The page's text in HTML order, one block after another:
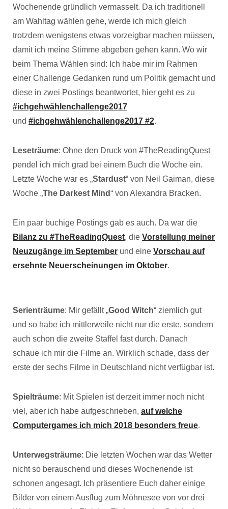
Wochenende gründlich vermasselt. Da ich traditionell
am Wahltag wählen gehe, werde ich mich gleich
trotzdem wenigstens etwas vorzeigbar machen müssen,
damit ich meine Stimme abgeben gehen kann. Wo wir
beim Thema Wählen sind: Ich habe mir im Rahmen
einer Challenge Gedanken rund um Politik gemacht und
diese in zwei Postings beantwortet, hier geht es zu
#ichgehwählenchallenge2017
und #ichgehwählenchallenge2017 #2.
Leseträume: Ohne den Druck von #TheReadingQuest
pendel ich mich grad bei einem Buch die Woche ein.
Letzte Woche war es „Stardust“ von Neil Gaiman, diese
Woche „The Darkest Mind“ von Alexandra Bracken.
Ein paar buchige Postings gab es auch. Da war die
Bilanz zu #TheReadingQuest, die Vorstellung meiner
Neuzugänge im September und eine Vorschau auf
ersehnte Neuerscheinungen im Oktober.
Serienträume: Mir gefällt „Good Witch“ ziemlich gut
und so habe ich mittlerweile nicht nur die erste, sondern
auch schon die zweite Staffel fast durch. Danach
schaue ich mir die Filme an. Wirklich schade, dass der
erste der sechs Filme in Deutschland nicht verfügbar ist.
Spielträume: Mit Spielen ist derzeit immer noch nicht
viel, aber ich habe aufgeschrieben, auf welche
Computergames ich mich 2018 besonders freue.
Unterwegsträume: Die letzten Wochen war das Wetter
nicht so berauschend und dieses Wochenende ist
schonen angesagt. Ich präsentiere Euch daher einige
Bilder von einem Ausflug zum Möhnesee von vor drei